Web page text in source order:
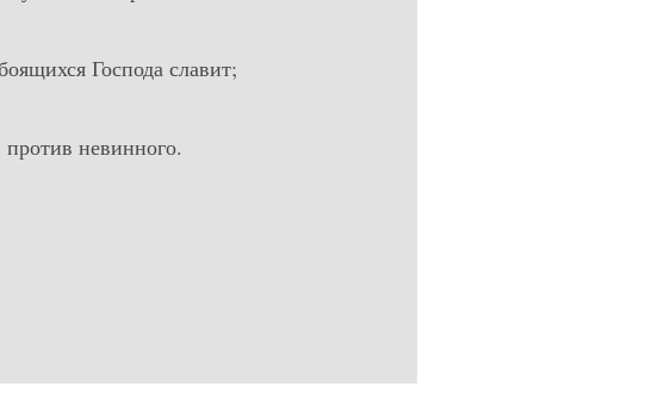
Господа славит;
против невинного.